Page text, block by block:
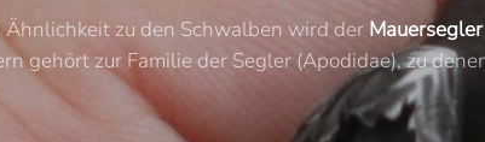
zu den Schwalben wird der Mauersegler
gehört zur Familie der Segler (Apodidae), zu